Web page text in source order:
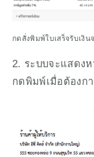
กดสั่งพิมพ์ใบเสร็จรับเงิน
2. ระบบจะแสดง
กดพิมพ์เมื่อต้องก